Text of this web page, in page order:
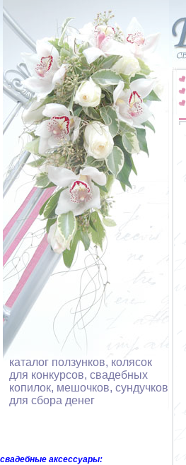
каталог ползунков, колясок
для конкурсов, свадебных
копилок, мешочков, сундучков
для сбора денег
свадебные аксессуары: